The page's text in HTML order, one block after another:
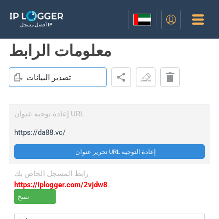
أفضل مسجل IP
معلومات الرابط
تصدير البيانات
إعادة توجيه عنوان URL
https://da88.vc/
تحرير عنوان URL إعادة التوجيه
رابط المسجل الخاص بك
https://iplogger.com/2vjdw8
نسخ